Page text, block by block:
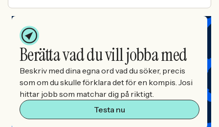
Berätta vad du vill jobba med
Beskriv med dina egna ord vad du söker, precis
som om du skulle förklara det för en kompis. Josi
hittar jobb som matchar dig på riktigt.
Testa nu